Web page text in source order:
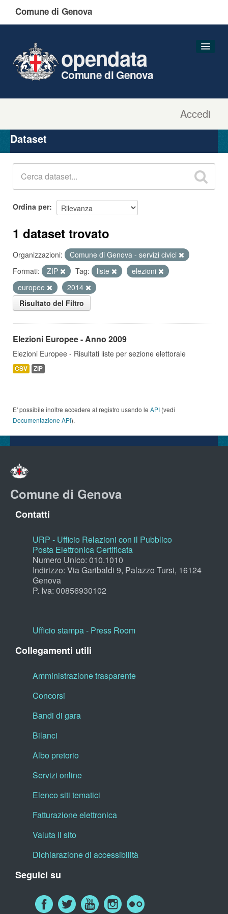
Comune di Genova
Accedi
opendata
Comune di Genova
Organizzazioni
Gruppi
Dataset
Ordina per
1 dataset trovato
Organizzazioni:
Comune di Genova - servizi civici
Formati:
ZIP Tag: liste
elezioni
europee
2014
Risultato del Filtro
Elezioni Europee - Anno 2009
Elezioni Europee - Risultati liste per sezione elettorale
CSV ZIP
E' possibile inoltre accedere al registro usando le API (vedi
Documentazione API).
Comune di Genova
Contatti
URP - Ufficio Relazioni con il Pubblico
Posta Elettronica Certificata
Numero Unico: 010.1010
Indirizzo: Via Garibaldi 9, Palazzo Tursi, 16124
Genova
P. Iva: 00856930102
Ufficio stampa - Press Room
Collegamenti utili
Amministrazione trasparente
Concorsi
Bandi di gara
Bilanci
Albo pretorio
Servizi online
Elenco siti tematici
Fatturazione elettronica
Valuta il sito
Dichiarazione di accessibilità
Seguici su